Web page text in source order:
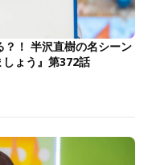
！ 半沢直樹の名シーン
ょう』第372話